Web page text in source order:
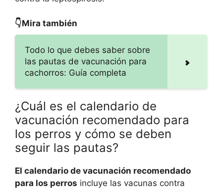
👇Mira también
Todo lo que debes saber sobre
las pautas de vacunación para
cachorros: Guía completa
¿Cuál es el calendario de
vacunación recomendado para
los perros y cómo se deben
seguir las pautas?
El calendario de vacunación recomendado
para los perros incluye las vacunas contra